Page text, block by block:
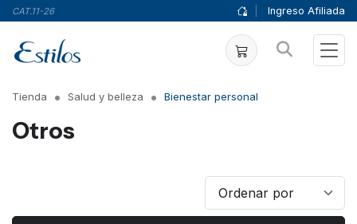
CAT.11-26 Ingreso Afiliada
Tienda Salud y belleza Bienestar personal
Otros